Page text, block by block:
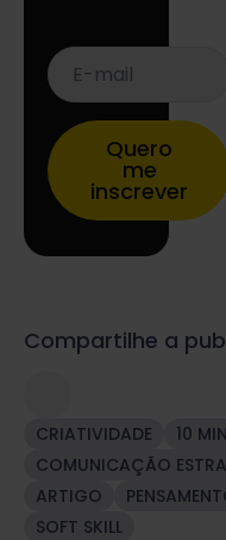
E-
mail
*
Quero
me
inscrever
Compartilhe a
CRIATIVIDADE 10
COMUNICAÇÃO
ARTIGO
SOFT SKILL